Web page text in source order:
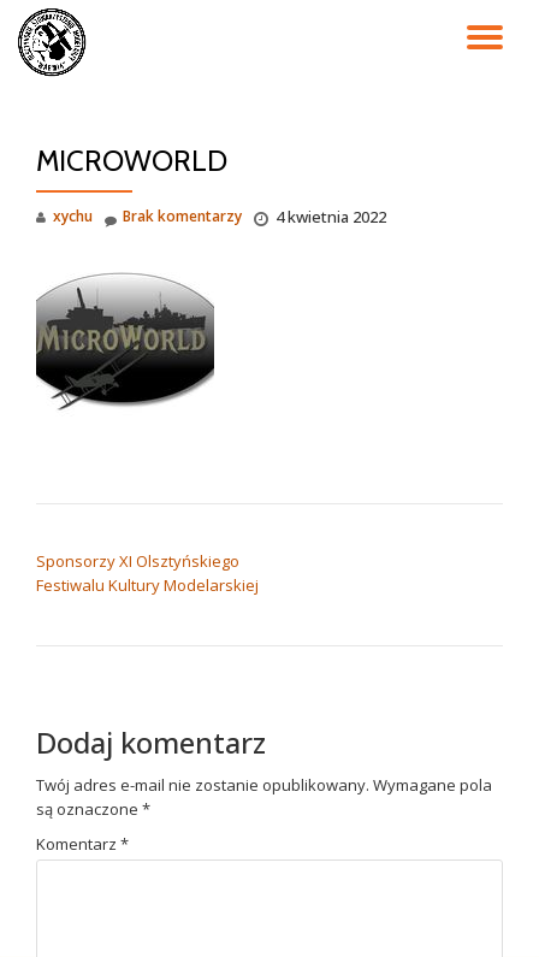
Przejdź
MICROWORLD
xychu 4 kwietnia 2022
Brak komentarzy
Sponsorzy XI Olsztyńskiego
Festiwalu Kultury Modelarskiej
Dodaj komentarz
Twój adres e-mail nie zostanie opublikowany. Wymagane pola
są oznaczone *
Komentarz *